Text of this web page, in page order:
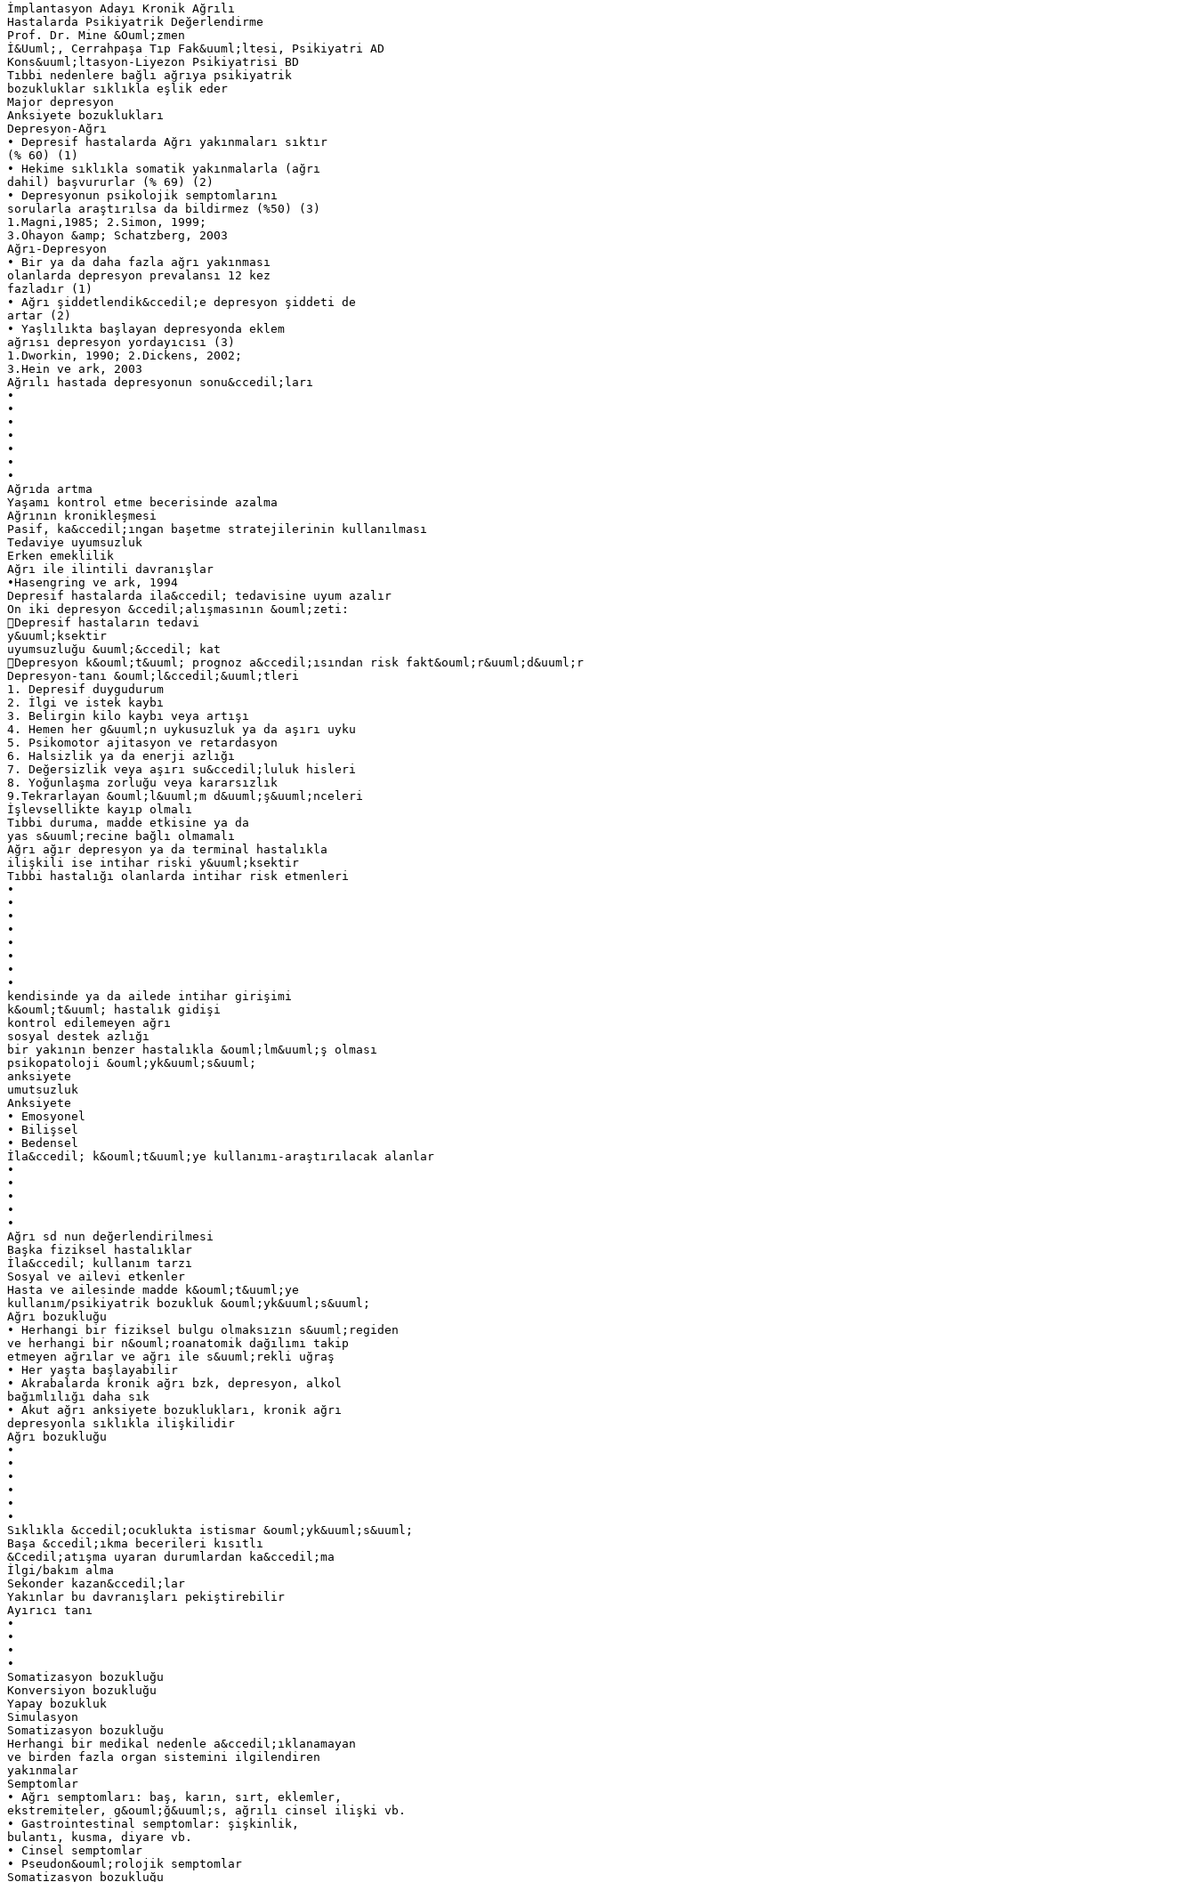
İmplantasyon Adayı Kronik Ağrılı
Hastalarda Psikiyatrik Değerlendirme
Prof. Dr. Mine &Ouml;zmen
İ&Uuml;, Cerrahpaşa Tıp Fak&uuml;ltesi, Psikiyatri AD
Kons&uuml;ltasyon-Liyezon Psikiyatrisi BD
Tıbbi nedenlere bağlı ağrıya psikiyatrik
bozukluklar sıklıkla eşlik eder
Major depresyon
Anksiyete bozuklukları
Depresyon-Ağrı
• Depresif hastalarda Ağrı yakınmaları sıktır
(% 60) (1)
• Hekime sıklıkla somatik yakınmalarla (ağrı
dahil) başvururlar (% 69) (2)
• Depresyonun psikolojik semptomlarını
sorularla araştırılsa da bildirmez (%50) (3)
1.Magni,1985; 2.Simon, 1999;
3.Ohayon &amp; Schatzberg, 2003
Ağrı-Depresyon
• Bir ya da daha fazla ağrı yakınması
olanlarda depresyon prevalansı 12 kez
fazladır (1)
• Ağrı şiddetlendik&ccedil;e depresyon şiddeti de
artar (2)
• Yaşlılıkta başlayan depresyonda eklem
ağrısı depresyon yordayıcısı (3)
1.Dworkin, 1990; 2.Dickens, 2002;
3.Hein ve ark, 2003
Ağrılı hastada depresyonun sonu&ccedil;ları
•
•
•
•
•
•
•
Ağrıda artma
Yaşamı kontrol etme becerisinde azalma
Ağrının kronikleşmesi
Pasif, ka&ccedil;ıngan başetme stratejilerinin kullanılması
Tedaviye uyumsuzluk
Erken emeklilik
Ağrı ile ilintili davranışlar
•Hasengring ve ark, 1994
Depresif hastalarda ila&ccedil; tedavisine uyum azalır
On iki depresyon &ccedil;alışmasının &ouml;zeti:
Depresif hastaların tedavi
y&uuml;ksektir
uyumsuzluğu &uuml;&ccedil; kat
Depresyon k&ouml;t&uuml; prognoz a&ccedil;ısından risk fakt&ouml;r&uuml;d&uuml;r
Depresyon-tanı &ouml;l&ccedil;&uuml;tleri
1. Depresif duygudurum
2. İlgi ve istek kaybı
3. Belirgin kilo kaybı veya artışı
4. Hemen her g&uuml;n uykusuzluk ya da aşırı uyku
5. Psikomotor ajitasyon ve retardasyon
6. Halsizlik ya da enerji azlığı
7. Değersizlik veya aşırı su&ccedil;luluk hisleri
8. Yoğunlaşma zorluğu veya kararsızlık
9.Tekrarlayan &ouml;l&uuml;m d&uuml;ş&uuml;nceleri
İşlevsellikte kayıp olmalı
Tıbbi duruma, madde etkisine ya da
yas s&uuml;recine bağlı olmamalı
Ağrı ağır depresyon ya da terminal hastalıkla
ilişkili ise intihar riski y&uuml;ksektir
Tıbbi hastalığı olanlarda intihar risk etmenleri
•
•
•
•
•
•
•
•
kendisinde ya da ailede intihar girişimi
k&ouml;t&uuml; hastalık gidişi
kontrol edilemeyen ağrı
sosyal destek azlığı
bir yakının benzer hastalıkla &ouml;lm&uuml;ş olması
psikopatoloji &ouml;yk&uuml;s&uuml;
anksiyete
umutsuzluk
Anksiyete
• Emosyonel
• Bilişsel
• Bedensel
İla&ccedil; k&ouml;t&uuml;ye kullanımı-araştırılacak alanlar
•
•
•
•
•
Ağrı sd nun değerlendirilmesi
Başka fiziksel hastalıklar
İla&ccedil; kullanım tarzı
Sosyal ve ailevi etkenler
Hasta ve ailesinde madde k&ouml;t&uuml;ye
kullanım/psikiyatrik bozukluk &ouml;yk&uuml;s&uuml;
Ağrı bozukluğu
• Herhangi bir fiziksel bulgu olmaksızın s&uuml;regiden
ve herhangi bir n&ouml;roanatomik dağılımı takip
etmeyen ağrılar ve ağrı ile s&uuml;rekli uğraş
• Her yaşta başlayabilir
• Akrabalarda kronik ağrı bzk, depresyon, alkol
bağımlılığı daha sık
• Akut ağrı anksiyete bozuklukları, kronik ağrı
depresyonla sıklıkla ilişkilidir
Ağrı bozukluğu
•
•
•
•
•
•
Sıklıkla &ccedil;ocuklukta istismar &ouml;yk&uuml;s&uuml;
Başa &ccedil;ıkma becerileri kısıtlı
&Ccedil;atışma uyaran durumlardan ka&ccedil;ma
İlgi/bakım alma
Sekonder kazan&ccedil;lar
Yakınlar bu davranışları pekiştirebilir
Ayırıcı tanı
•
•
•
•
Somatizasyon bozukluğu
Konversiyon bozukluğu
Yapay bozukluk
Simulasyon
Somatizasyon bozukluğu
Herhangi bir medikal nedenle a&ccedil;ıklanamayan
ve birden fazla organ sistemini ilgilendiren
yakınmalar
Semptomlar
• Ağrı semptomları: baş, karın, sırt, eklemler,
ekstremiteler, g&ouml;ğ&uuml;s, ağrılı cinsel ilişki vb.
• Gastrointestinal semptomlar: şişkinlik,
bulantı, kusma, diyare vb.
• Cinsel semptomlar
• Pseudon&ouml;rolojik semptomlar
Somatizasyon bozukluğu